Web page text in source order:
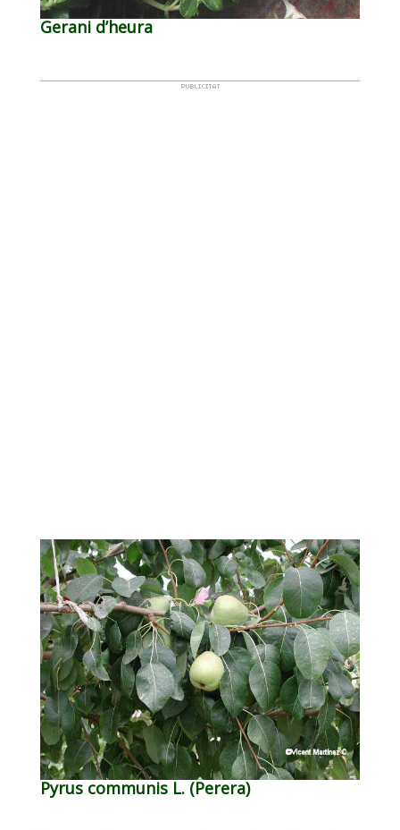
Gerani d’heura
Pyrus communis L. (Perera)